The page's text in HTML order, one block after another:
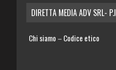
DIRETTA MEDIA ADV SRL-
Chi siamo – Codice etico